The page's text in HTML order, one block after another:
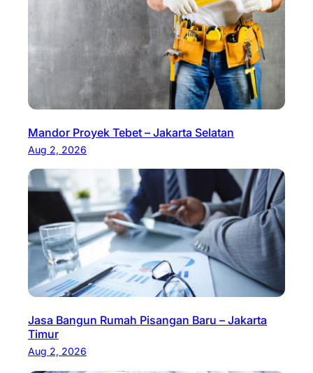
Mandor Proyek Tebet – Jakarta Selatan
Aug 2, 2026
Jasa Bangun Rumah Pisangan Baru – Jakarta
Timur
Aug 2, 2026